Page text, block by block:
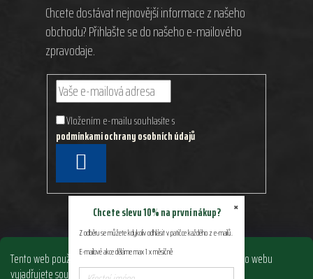
Tento web používá soubory cookie. Dalším procházením tohoto webu
vyjadřujete souhlas s jejich používáním.. Více informacízde.
Chcete dostávat nejnovější informace z našeho
obchodu? Přihlašte se do našeho e-mailového
zpravodaje.
Vložením e-mailu souhlasíte s
podmínkami ochrany osobních údajů
SE
×
Chcete slevu 10% na první nákup?
Z odběru se můžete kdykoliv odhlásit v patičce každého z e-mailů.
E-mailové akce děláme max 1 x měsíčně